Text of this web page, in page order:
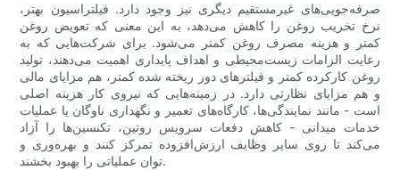
صرفه‌جویی‌های غیرمستقیم دیگری نیز وجود دارد. فیلتراسیون بهتر،
نرخ تخریب روغن را کاهش می‌دهد، به این معنی که تعویض روغن
کمتر و هزینه مصرف روغن کمتر می‌شود. برای شرکت‌هایی که به
رعایت الزامات زیست‌محیطی و اهداف پایداری اهمیت می‌دهند، تولید
روغن کارکرده کمتر و فیلترهای دور ریخته شده کمتر، هم مزایای مالی
و هم مزایای نظارتی دارد. در زمینه‌هایی که نیروی کار هزینه اصلی
است - مانند نمایندگی‌ها، کارگاه‌های تعمیر و نگهداری ناوگان یا عملیات
خدمات میدانی - کاهش دفعات سرویس روتین، تکنسین‌ها را آزاد
می‌کند تا روی سایر وظایف ارزش‌افزوده تمرکز کنند و بهره‌وری و
توان عملیاتی را بهبود بخشند.